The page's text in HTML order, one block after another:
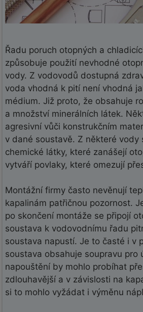
Řadu poruch otopných a
způsobuje použití nevhodné
vody. Z vodovodů dostupná
voda vhodná k pití není vhodná
médium. Již proto, že obsahuje
a množství minerálních látek.
agresivní vůči konstrukčním
v dané soustavě. Z některé vody
chemické látky, které zanášejí
vytváří povlaky, které omezují
Montážní firmy často nevěnují
kapalinám patřičnou pozornost.
po skončení montáže se připojí
soustava k vodovodnímu řadu
soustava napustí. Je to časté i v
soustava obsahuje soupravu pro
napouštění by mohlo probíhat
zdlouhavější a v závislosti na
si to mohlo vyžádat i výměnu